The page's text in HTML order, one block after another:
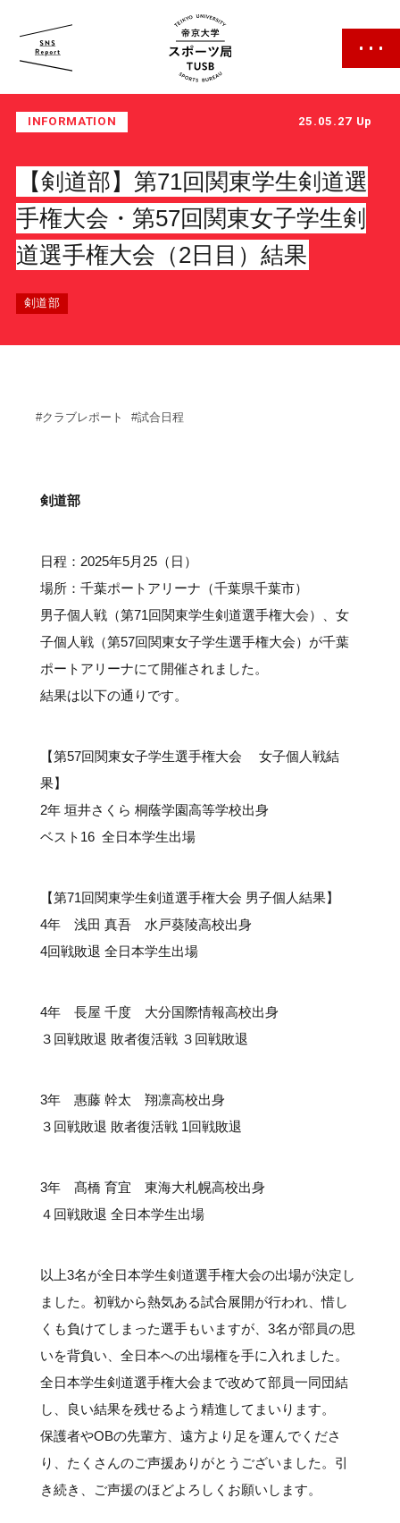
帝京大学 スポーツ局
スポーツ局について
クラブ紹介
サポート情報
お問い合わせ
プライバシーポリシー
帝京大学スポーツ憲章
Tags
#クラブレポート #インタビュー#試合情報
#イベントレポート#試合日程
#スポーツ局からのお知らせ
INFORMATION 25.05.27 Up
【剣道部】第71回関東学生剣道選
手権大会・第57回関東女子学生剣
道選手権大会（2日目）結果
剣道部
#クラブレポート #試合日程
剣道部
日程：2025年5月25（日）
場所：千葉ポートアリーナ（千葉県千葉市）
男子個人戦（第71回関東学生剣道選手権大会）、女
子個人戦（第57回関東女子学生選手権大会）が千葉
ポートアリーナにて開催されました。
結果は以下の通りです。
【第57回関東女子学生選手権大会 女子個人戦結
果】
2年 垣井さくら 桐蔭学園高等学校出身
ベスト16 全日本学生出場
【第71回関東学生剣道選手権大会 男子個人結果】
4年 浅田 真吾 水戸葵陵高校出身
4回戦敗退 全日本学生出場
4年 長屋 千度 大分国際情報高校出身
３回戦敗退 敗者復活戦 ３回戦敗退
3年 惠藤 幹太 翔凛高校出身
３回戦敗退 敗者復活戦 1回戦敗退
3年 髙橋 育宜 東海大札幌高校出身
４回戦敗退 全日本学生出場
以上3名が全日本学生剣道選手権大会の出場が決定し
ました。初戦から熱気ある試合展開が行われ、惜し
くも負けてしまった選手もいますが、3名が部員の思
いを背負い、全日本への出場権を手に入れました。
全日本学生剣道選手権大会まで改めて部員一同団結
し、良い結果を残せるよう精進してまいります。
保護者やOBの先輩方、遠方より足を運んでくださ
り、たくさんのご声援ありがとうございました。引
き続き、ご声援のほどよろしくお願いします。